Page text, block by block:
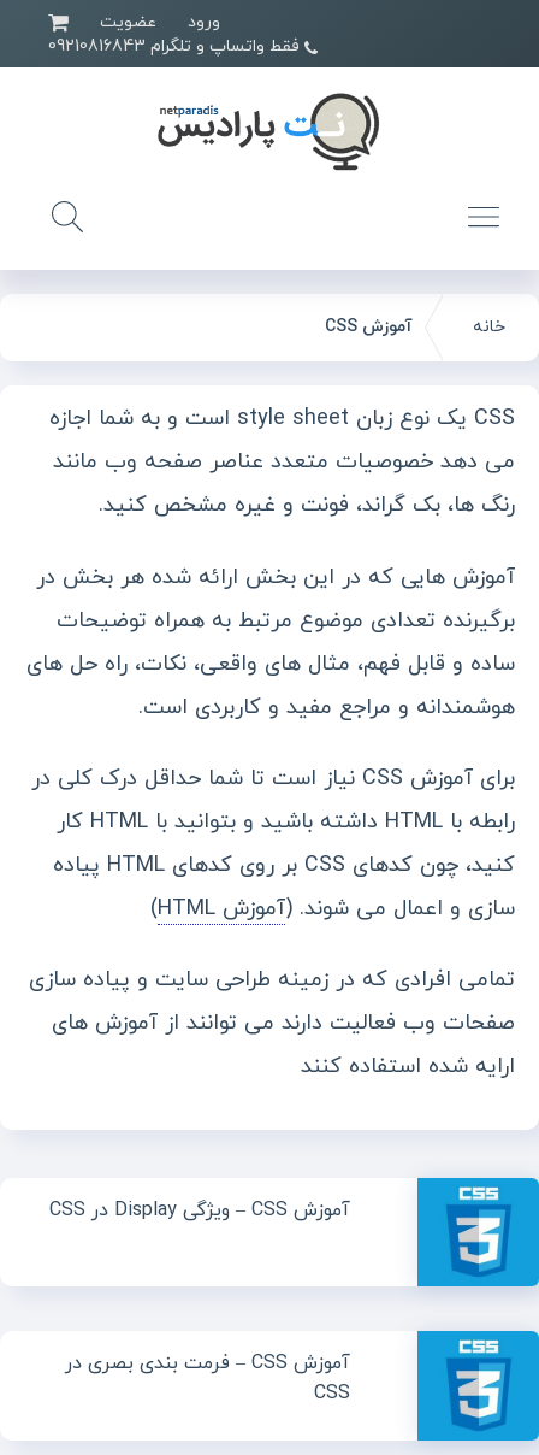
ورود
عضویت
خانه آموزش CSS
CSS یک نوع زبان style sheet است و به شما اجازه
می دهد خصوصیات متعدد عناصر صفحه وب مانند
رنگ ها، بک گراند، فونت و غیره مشخص کنید.
آموزش هایی که در این بخش ارائه شده هر بخش در
برگیرنده تعدادی موضوع مرتبط به همراه توضیحات
ساده و قابل فهم، مثال های واقعی، نکات، راه حل های
هوشمندانه و مراجع مفید و کاربردی است.
برای آموزش CSS نیاز است تا شما حداقل درک کلی در
رابطه با HTML داشته باشید و بتوانید با HTML کار
کنید، چون کدهای CSS بر روی کدهای HTML پیاده
سازی و اعمال می شوند. (آموزش HTML )
تمامی افرادی که در زمینه طراحی سایت و پیاده سازی
صفحات وب فعالیت دارند می توانند از آموزش های
ارایه شده استفاده کنند
آموزش CSS – ویژگی Display در CSS
آموزش CSS – فرمت بندی بصری در
CSS